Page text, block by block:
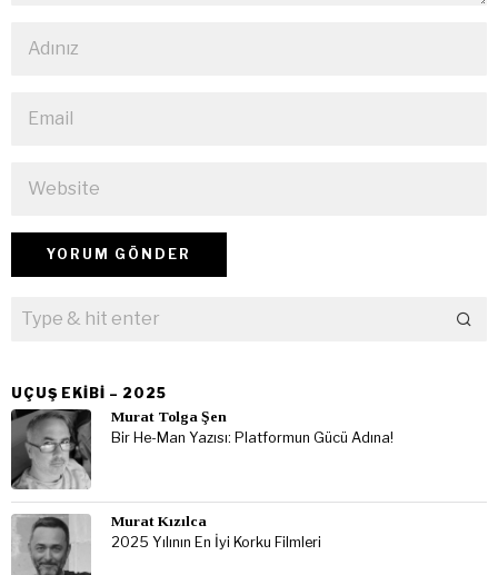
UÇUŞ EKIBI – 2025
Murat Tolga Şen
Bir He-Man Yazısı: Platformun Gücü Adına!
Murat Kızılca
2025 Yılının En İyi Korku Filmleri